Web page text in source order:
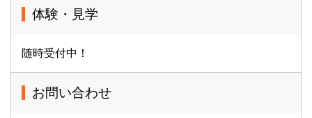
体験・見学
随時受付中！
お問い合わせ